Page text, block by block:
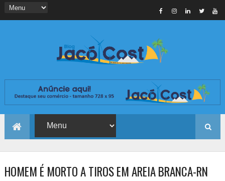
HOMEM É MORTO A TIROS EM AREIA BRANCA-RN